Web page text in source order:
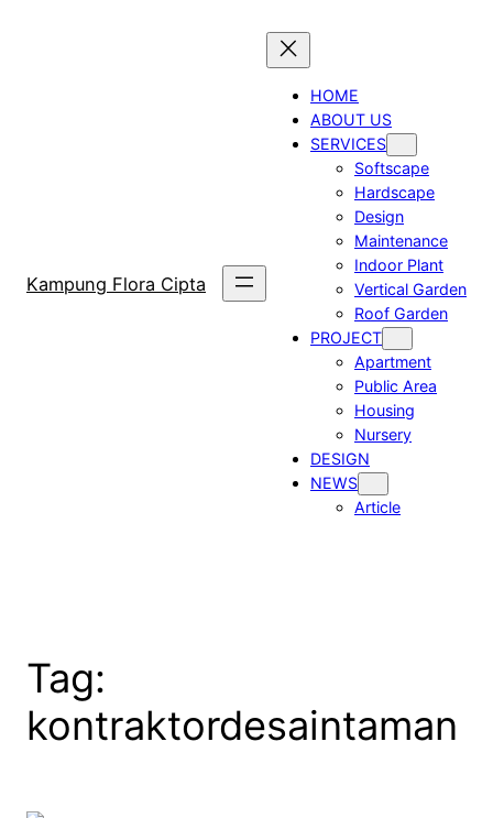
Kampung Flora Cipta
HOME
ABOUT US
SERVICES
Softscape
Hardscape
Design
Maintenance
Indoor Plant
Vertical Garden
Roof Garden
PROJECT
Apartment
Public Area
Housing
Nursery
DESIGN
NEWS
Article
Tag:
kontraktordesaintaman